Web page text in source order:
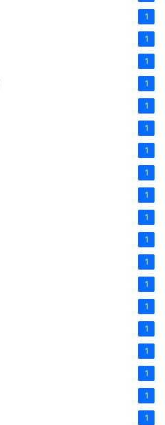
1
1
1
1
1
1
1
1
1
1
1
1
1
1
1
1
1
1
1